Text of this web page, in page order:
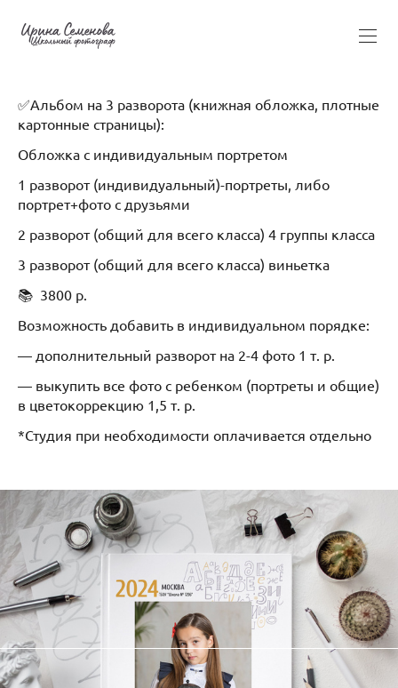
✅Альбом на 3 разворота (книжная обложка, плотные
картонные страницы):
Обложка с индивидуальным портретом
1 разворот (индивидуальный)-портреты, либо
портрет+фото с друзьями
2 разворот (общий для всего класса) 4 группы класса
3 разворот (общий для всего класса) виньетка
📚 3800 р.
Возможность добавить в индивидуальном порядке:
— дополнительный разворот на 2-4 фото 1 т. р.
— выкупить все фото с ребенком (портреты и общие)
в цветокоррекцию 1,5 т. р.
*Студия при необходимости оплачивается отдельно